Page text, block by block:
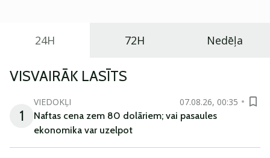
24H 72H Nedēļa
VISVAIRĀK LASĪTS
1
VIEDOKĻI
07.08.26, 00:35
Naftas cena zem 80 dolāriem; vai pasaules
ekonomika var uzelpot